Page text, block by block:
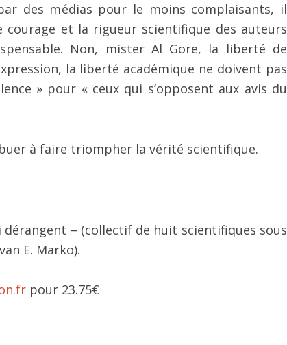
des médias pour le moins complaisants, il
courage et la rigueur scientifique des auteurs
Non, mister Al Gore, la liberté de
la liberté académique ne doivent pas
» pour « ceux qui s’opposent aux avis du
à faire triompher la vérité scientifique.
dérangent – (collectif de huit scientifiques sous
E. Marko).
pour 23.75€